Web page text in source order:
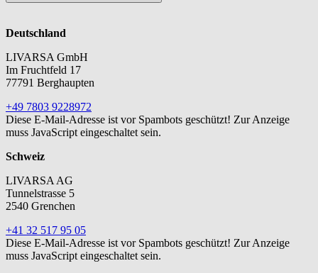
Deutschland
LIVARSA GmbH
Im Fruchtfeld 17
77791 Berghaupten
+49 7803 9228972
Diese E-Mail-Adresse ist vor Spambots geschützt! Zur Anzeige
muss JavaScript eingeschaltet sein.
Schweiz
LIVARSA AG
Tunnelstrasse 5
2540 Grenchen
+41 32 517 95 05
Diese E-Mail-Adresse ist vor Spambots geschützt! Zur Anzeige
muss JavaScript eingeschaltet sein.